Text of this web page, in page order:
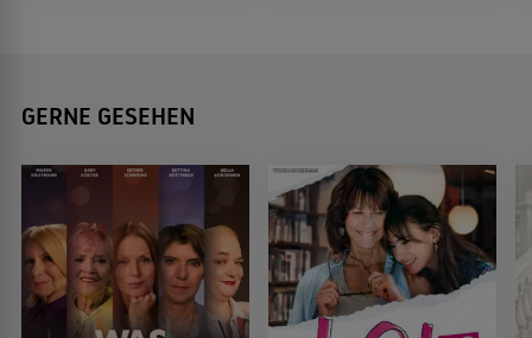
GERNE GESEHEN